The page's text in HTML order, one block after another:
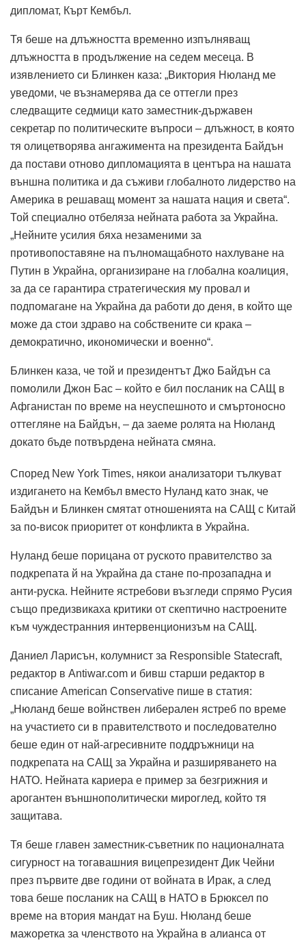
дипломат, Кърт Кембъл.
Тя беше на длъжността временно изпълняващ
длъжността в продължение на седем месеца. В
изявлението си Блинкен каза: „Виктория Нюланд ме
уведоми, че възнамерява да се оттегли през
следващите седмици като заместник-държавен
секретар по политическите въпроси – длъжност, в която
тя олицетворява ангажимента на президента Байдън
да постави отново дипломацията в центъра на нашата
външна политика и да съживи глобалното лидерство на
Америка в решаващ момент за нашата нация и света“.
Той специално отбеляза нейната работа за Украйна.
„Нейните усилия бяха незаменими за
противопоставяне на пълномащабното нахлуване на
Путин в Украйна, организиране на глобална коалиция,
за да се гарантира стратегическия му провал и
подпомагане на Украйна да работи до деня, в който ще
може да стои здраво на собствените си крака –
демократично, икономически и военно“.
Блинкен каза, че той и президентът Джо Байдън са
помолили Джон Бас – който е бил посланик на САЩ в
Афганистан по време на неуспешното и смъртоносно
оттегляне на Байдън, – да заеме ролята на Нюланд
докато бъде потвърдена нейната смяна.
Според New York Times, някои анализатори тълкуват
издигането на Кембъл вместо Нуланд като знак, че
Байдън и Блинкен смятат отношенията на САЩ с Китай
за по-висок приоритет от конфликта в Украйна.
Нуланд беше порицана от руското правителство за
подкрепата й на Украйна да стане по-прозападна и
анти-руска. Нейните ястребови възгледи спрямо Русия
също предизвикаха критики от скептично настроените
към чуждестранния интервенционизъм на САЩ.
Даниел Ларисън, колумнист за Responsible Statecraft,
редактор в Antiwar.com и бивш старши редактор в
списание American Conservative пише в статия:
„Нюланд беше войнствен либерален ястреб по време
на участието си в правителството и последователно
беше един от най-агресивните поддръжници на
подкрепата на САЩ за Украйна и разширяването на
НАТО. Нейната кариера е пример за безгрижния и
арогантен външнополитически мироглед, който тя
защитава.
Тя беше главен заместник-съветник по националната
сигурност на тогавашния вицепрезидент Дик Чейни
през първите две години от войната в Ирак, а след
това беше посланик на САЩ в НАТО в Брюксел по
време на втория мандат на Буш. Нюланд беше
мажоретка за членството на Украйна в алианса от